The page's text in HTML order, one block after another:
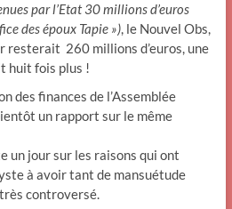
par l’Etat 30 millions d’euros
des époux Tapie »), le Nouvel Obs,
resterait 260 millions d’euros, une
huit fois plus !
des finances de l’Assemblée
un rapport sur le même
un jour sur les raisons qui ont
à avoir tant de mansuétude
controversé.